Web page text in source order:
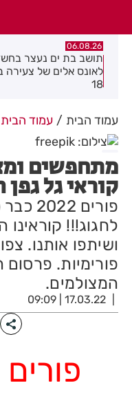
06.08.26
תושב בת ים נעצר
לאונס אלים של צעירה
18
עמוד הבית עמוד
מתחפשים
קוראי גל
לחגוג!!!
ושיתפו אותנו.
פורימיות.
המצולמים.
17.03.22 | 09:09